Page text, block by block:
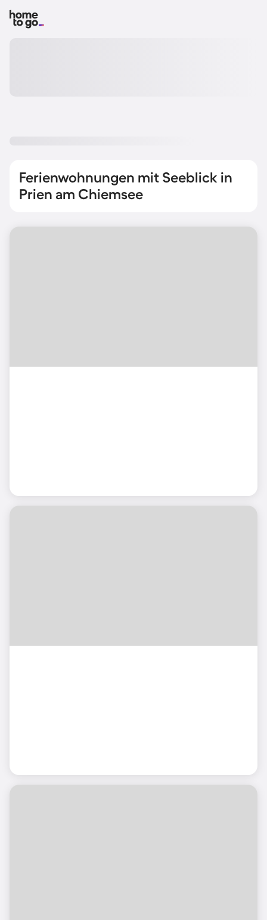
Ferienwohnungen mit Seeblick in
Prien am Chiemsee